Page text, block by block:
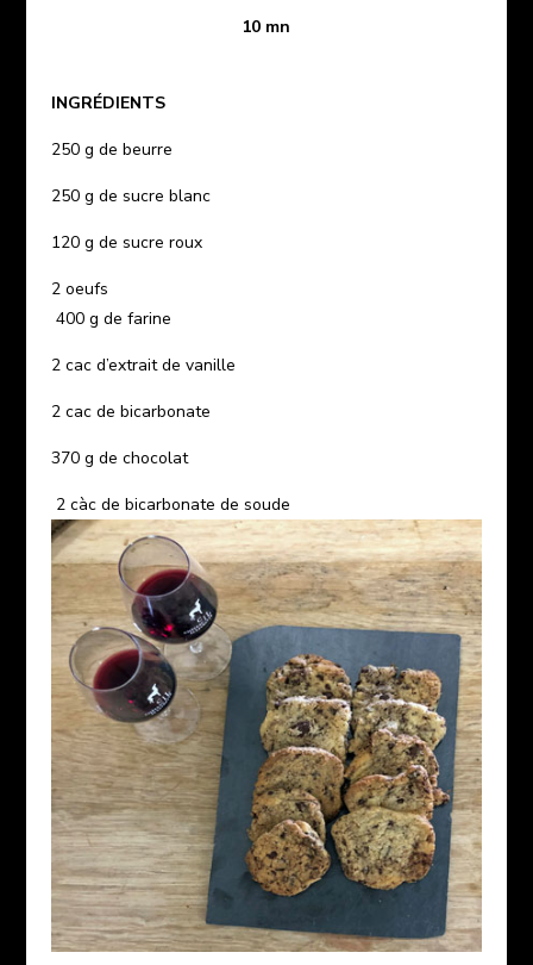
10 mn
INGRÉDIENTS
250 g de beurre
250 g de sucre blanc
120 g de sucre roux
2 oeufs
400 g de farine
2 cac d’extrait de vanille
2 cac de bicarbonate
370 g de chocolat
2 càc de bicarbonate de soude